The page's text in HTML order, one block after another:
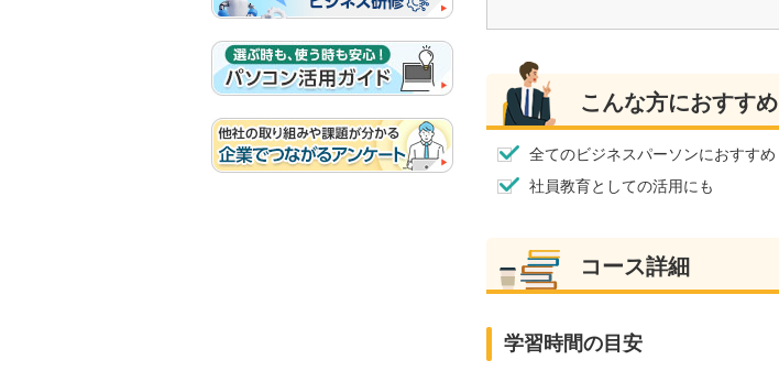
こんな方におすすめ
全てのビジネスパーソンにおすすめ
社員教育としての活用にも
コース詳細
学習時間の目安